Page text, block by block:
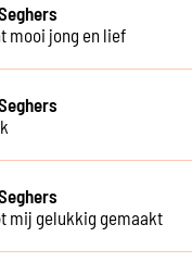
mooi jong en lief
mij gelukkig gemaakt